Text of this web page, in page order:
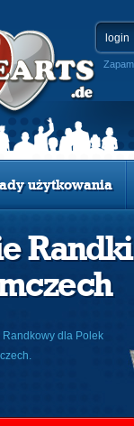
użytkowania
Randki
Randkowy dla Polek